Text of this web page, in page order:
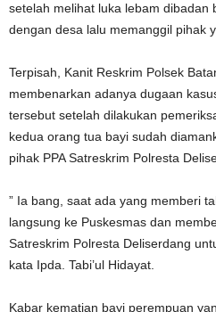
setelah melihat luka lebam dibadan
dengan desa lalu memanggil pihak
Terpisah, Kanit Reskrim Polsek
membenarkan adanya dugaan
tersebut setelah dilakukan
kedua orang tua bayi sudah
pihak PPA Satreskrim Polresta
” Ia bang, saat ada yang memberi
langsung ke Puskesmas dan
Satreskrim Polresta Deliserdang
kata Ipda. Tabi’ul Hidayat.
Kabar kematian bayi perempuan